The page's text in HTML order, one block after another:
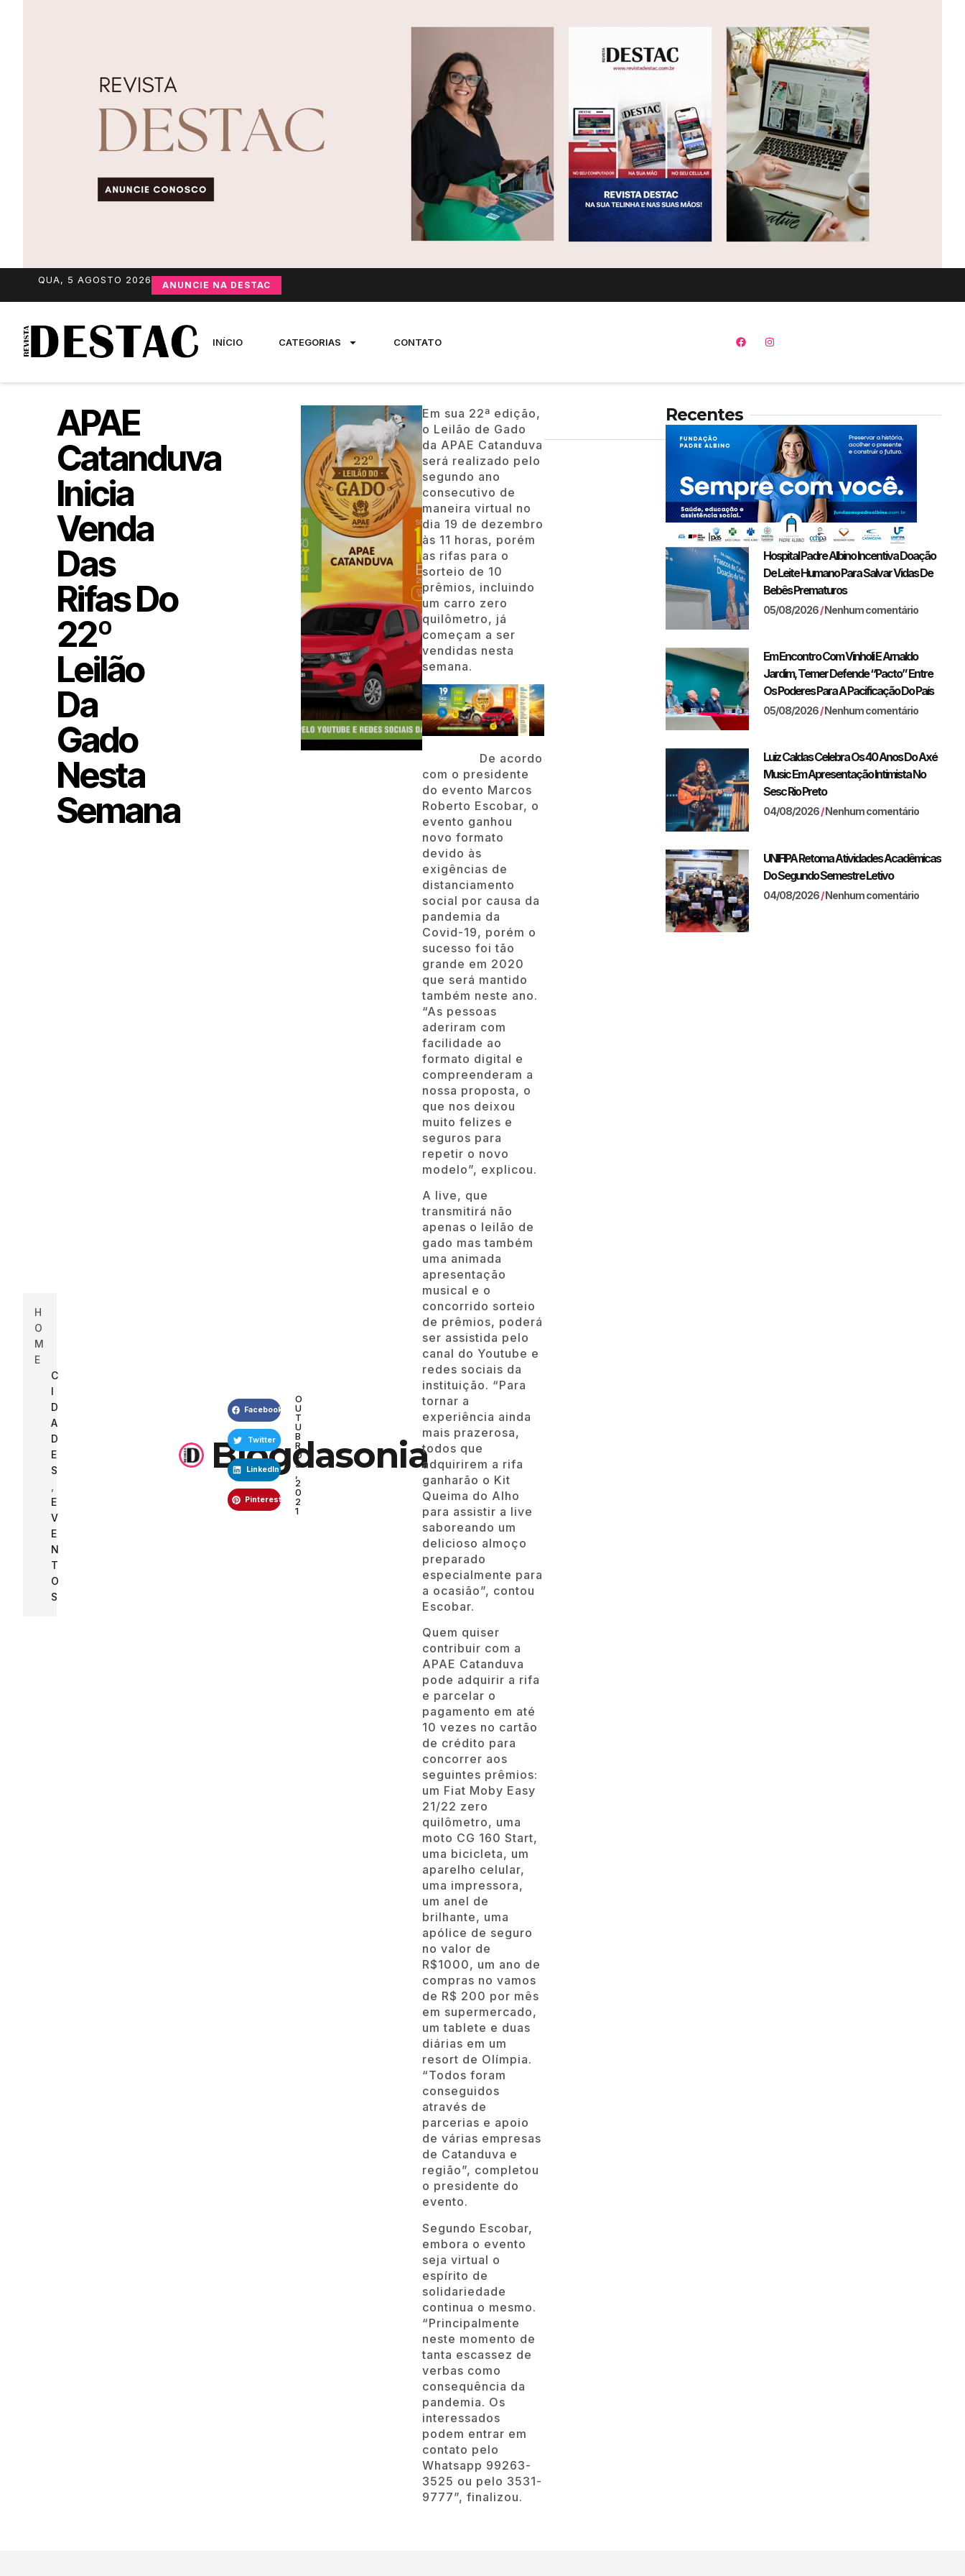
QUA, 5 AGOSTO 2026 ANUNCIE NA DESTAC
INÍCIO CATEGORIAS CONTATO
H
O
M
E
C
I
D
A
D
E
S
E
V
E
N
T
O
S
APAE
Catanduva
Inicia
Venda
Das
Rifas Do
22º
Leilão
Da
Gado
Nesta
Semana
Blogdasonia
Facebook
Twitter
LinkedIn
Pinterest
O
U
T
U
B
R
O
5
2
0
2
1
Em sua 22ª edição,
o Leilão de Gado
da APAE Catanduva
será realizado pelo
segundo ano
consecutivo de
maneira virtual no
dia 19 de dezembro
às 11 horas, porém
as rifas para o
sorteio de 10
prêmios, incluindo
um carro zero
quilômetro, já
começam a ser
vendidas nesta
semana.
De acordo
com o presidente
do evento Marcos
Roberto Escobar, o
evento ganhou
novo formato
devido às
exigências de
distanciamento
social por causa da
pandemia da
Covid-19, porém o
sucesso foi tão
grande em 2020
que será mantido
também neste ano.
“As pessoas
aderiram com
facilidade ao
formato digital e
compreenderam a
nossa proposta, o
que nos deixou
muito felizes e
seguros para
repetir o novo
modelo”, explicou.
A live, que
transmitirá não
apenas o leilão de
gado mas também
uma animada
apresentação
musical e o
concorrido sorteio
de prêmios, poderá
ser assistida pelo
canal do Youtube e
redes sociais da
instituição. “Para
tornar a
experiência ainda
mais prazerosa,
todos que
adquirirem a rifa
ganharão o Kit
Queima do Alho
para assistir a live
saboreando um
delicioso almoço
preparado
especialmente para
a ocasião”, contou
Escobar.
Quem quiser
contribuir com a
APAE Catanduva
pode adquirir a rifa
e parcelar o
pagamento em até
10 vezes no cartão
de crédito para
concorrer aos
seguintes prêmios:
um Fiat Moby Easy
21/22 zero
quilômetro, uma
moto CG 160 Start,
uma bicicleta, um
aparelho celular,
uma impressora,
um anel de
brilhante, uma
apólice de seguro
no valor de
R$1000, um ano de
compras no vamos
de R$ 200 por mês
em supermercado,
um tablete e duas
diárias em um
resort de Olímpia.
“Todos foram
conseguidos
através de
parcerias e apoio
de várias empresas
de Catanduva e
região”, completou
o presidente do
evento.
Segundo Escobar,
embora o evento
seja virtual o
espírito de
solidariedade
continua o mesmo.
“Principalmente
neste momento de
tanta escassez de
verbas como
consequência da
pandemia. Os
interessados
podem entrar em
contato pelo
Whatsapp 99263-
3525 ou pelo 3531-
9777”, finalizou.
Recentes
Hospital Padre Albino Incentiva Doação
De Leite Humano Para Salvar Vidas De
Bebês Prematuros
05/08/2026 Nenhum comentário
Em Encontro Com Vinholi E Arnaldo
Jardim, Temer Defende “pacto” Entre
Os Poderes Para A Pacificação Do País
05/08/2026 Nenhum comentário
Luiz Caldas Celebra Os 40 Anos Do Axé
Music Em Apresentação Intimista No
Sesc Rio Preto
04/08/2026 Nenhum comentário
UNIFIPA Retoma Atividades Acadêmicas
Do Segundo Semestre Letivo
04/08/2026 Nenhum comentário